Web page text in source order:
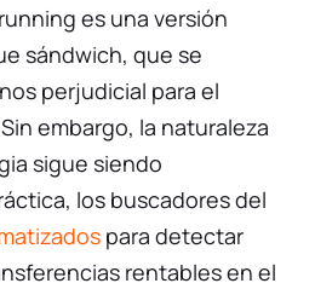
es una versión
sándwich, que se
perjudicial para el
embargo, la naturaleza
sigue siendo
los buscadores del
para detectar
rentables en el